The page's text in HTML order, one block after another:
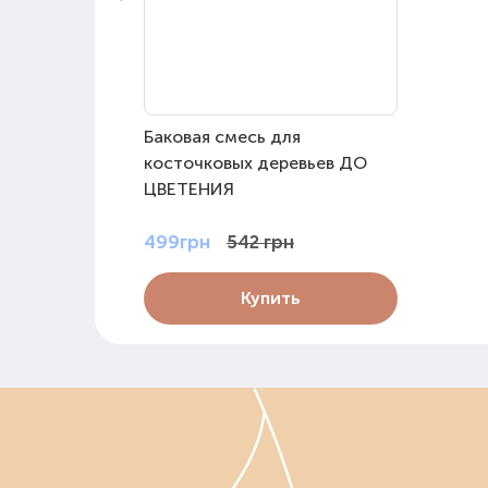
Баковая смесь для
косточковых деревьев ДО
ЦВЕТЕНИЯ
499грн 542 грн
Купить